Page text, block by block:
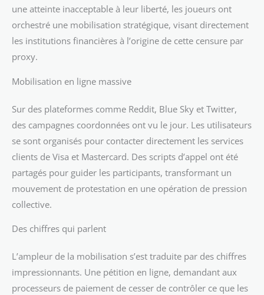
une atteinte inacceptable à leur liberté, les joueurs ont
orchestré une mobilisation stratégique, visant directement
les institutions financières à l’origine de cette censure par
proxy.
Mobilisation en ligne massive
Sur des plateformes comme Reddit, Blue Sky et Twitter,
des campagnes coordonnées ont vu le jour. Les utilisateurs
se sont organisés pour contacter directement les services
clients de Visa et Mastercard. Des scripts d’appel ont été
partagés pour guider les participants, transformant un
mouvement de protestation en une opération de pression
collective.
Des chiffres qui parlent
L’ampleur de la mobilisation s’est traduite par des chiffres
impressionnants. Une pétition en ligne, demandant aux
processeurs de paiement de cesser de contrôler ce que les